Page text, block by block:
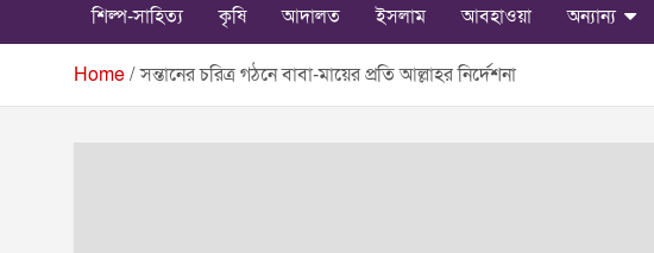
শিল্প-সাহিত্য
কৃষি আদালত ইসলাম আবহাওয়া অন্যান্য
Home সন্তানের চরিত্র গঠনে বাবা-মায়ের প্রতি আল্লাহর নির্দেশনা